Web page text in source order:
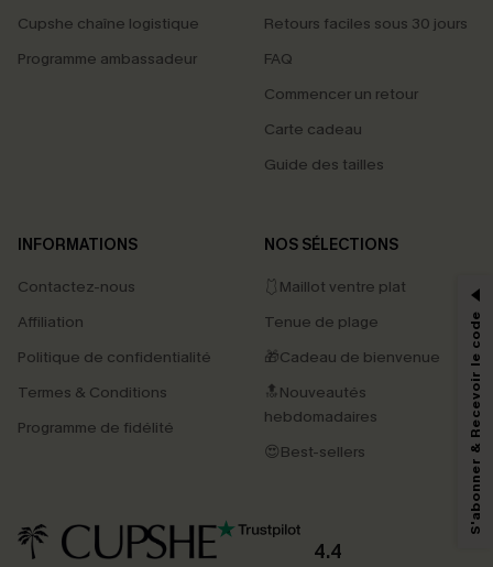
Cupshe chaîne logistique
Programme ambassadeur
Retours faciles sous 30 jours
FAQ
Commencer un retour
Carte cadeau
Guide des tailles
INFORMATIONS
Contactez-nous
Affiliation
Politique de confidentialité
Termes & Conditions
Programme de fidélité
NOS SÉLECTIONS
🩱Maillot ventre plat
Tenue de plage
🎁Cadeau de bienvenue
🔝Nouveautés
hebdomadaires
😍Best-sellers
4.4
PROFITEZ DE -15%
-15% dès 2 Achetés par E-mail
En soumettant votre adresse e-mail, vous acceptez de recevoir des e-mails
marketing (y compris du contenu généré par l'IA) de Cupshe et
reconnaissez avoir pris connaissance de nos
pouvons utiliser les données collectées sur notre site ainsi que des
produits susceptibles de vous intéresser, conformément à notre
Politique de
confidentialité
. Vous pouvez vous désabonner à tout moment.
S'abonner & Recevoir le code